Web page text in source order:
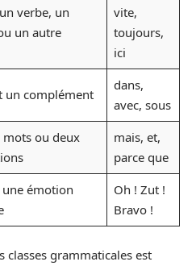
verbe, un
un autre
vite,
toujours,
ici
un complément
dans,
avec, sous
mots ou deux
mais, et,
parce que
émotion
Oh ! Zut !
Bravo !
classes grammaticales est